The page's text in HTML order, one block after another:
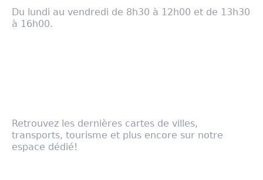
Du lundi au vendredi de 8h30 à 12h00 et de 13h30
à 16h00.
Retrouvez les dernières cartes de villes,
transports, tourisme et plus encore sur notre
espace dédié!